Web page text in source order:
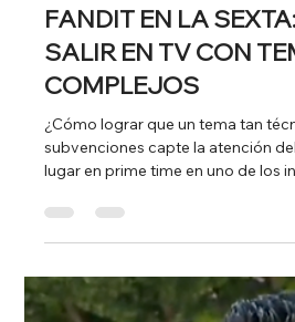
se interesan por un tema tan
finanzas en pareja . 📺 Los expertos de Go
que te ayuda a acceder a un
con descuento) han sido consultados por Antena 3 para
que la conversación termine en
Desde TEEM trabajamos para que temas como este —reales,
úti